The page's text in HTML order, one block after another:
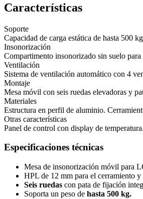
Características
Soporte
Capacidad de carga estática de hasta 500
Insonorización
Compartimento insonorizado sin suelo
Ventilación
Sistema de ventilación automático con 4
Montaje
Mesa móvil con seis ruedas elevadoras y
Materiales
Estructura en perfil de aluminio.
Otras características
Panel de control con display de
Especificaciones técnicas
Mesa de insonorización móvil para
HPL de 12 mm para el cerramiento
Seis ruedas con pata de fijación
Soporta un peso de hasta 500 kg.